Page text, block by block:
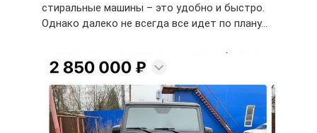
стиральные машины – это удобно и быстро.
Однако далеко не всегда все идет по плану…